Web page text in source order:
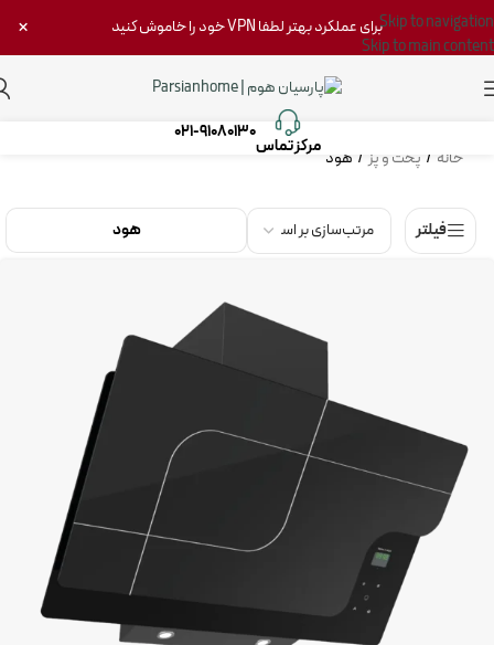
برای عملکرد بهتر لطفا VPN خود را خاموش کنید ×
Skip to navigation
Skip to main content
مرکز تماس‌
021-91080130
خانه / پخت و پز / هود
فیلتر هود